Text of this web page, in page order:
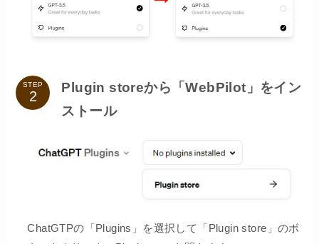
STEP
Plugin storeから「WebPilot」をイン
ストール
ChatGTPの「Plugins」を選択して「Plugin store」のボ